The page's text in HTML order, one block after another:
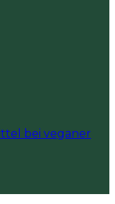
bei veganer